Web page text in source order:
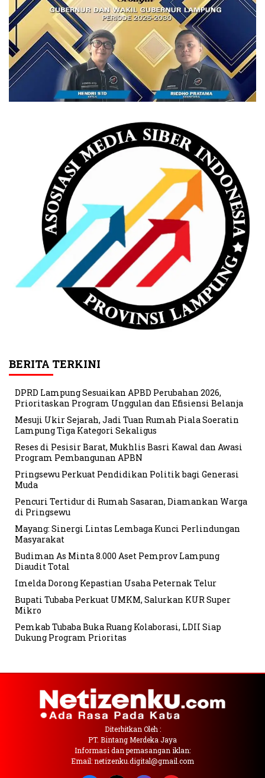
BERITA TERKINI
DPRD Lampung Sesuaikan APBD Perubahan 2026,
Prioritaskan Program Unggulan dan Efisiensi Belanja
Mesuji Ukir Sejarah, Jadi Tuan Rumah Piala Soeratin
Lampung Tiga Kategori Sekaligus
Reses di Pesisir Barat, Mukhlis Basri Kawal dan Awasi
Program Pembangunan APBN
Pringsewu Perkuat Pendidikan Politik bagi Generasi
Muda
Pencuri Tertidur di Rumah Sasaran, Diamankan Warga
di Pringsewu
Mayang: Sinergi Lintas Lembaga Kunci Perlindungan
Masyarakat
Budiman As Minta 8.000 Aset Pemprov Lampung
Diaudit Total
Imelda Dorong Kepastian Usaha Peternak Telur
Bupati Tubaba Perkuat UMKM, Salurkan KUR Super
Mikro
Pemkab Tubaba Buka Ruang Kolaborasi, LDII Siap
Dukung Program Prioritas
Diterbitkan Oleh :
PT. Bintang Merdeka Jaya
Informasi dan pemasangan iklan:
Email: netizenku.digital@gmail.com